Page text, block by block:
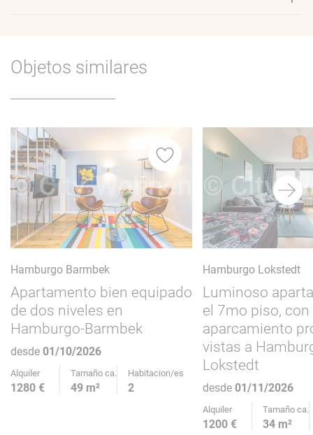
Objetos similares
Hamburgo Barmbek
Apartamento bien equipado
de dos niveles en
Hamburgo-Barmbek
desde 01/10/2026
Alquiler Tamaño ca. Habitacion/es
1280 € 49 m² 2
Hamburgo Lokstedt
Luminoso
el 7mo piso, con
aparcamiento
vistas a
Lokstedt
desde 01/11/2026
Alquiler Tamaño ca.
1200 € 34 m²